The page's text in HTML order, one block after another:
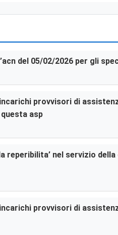
del 05/02/2026 per gli
provvisori di
asp
nel servizio
provvisori di